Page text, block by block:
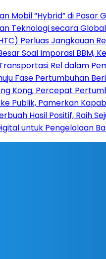
Mobil “Hybrid” di
Teknologi secara
Perluas Jangkauan
Soal Imporasi BBM,
Rel dalam
Fase Pertumbuhan
Kong, Percepat
Publik, Pamerkan
Hasil Positif, Raih
untuk Pengelolaan